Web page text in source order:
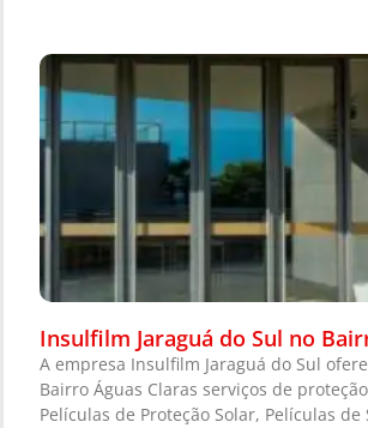
Insulfilm Jaraguá do Sul no
A empresa Insulfilm Jaraguá do Sul
Bairro Águas Claras serviços de
Películas de Proteção Solar, Películas de